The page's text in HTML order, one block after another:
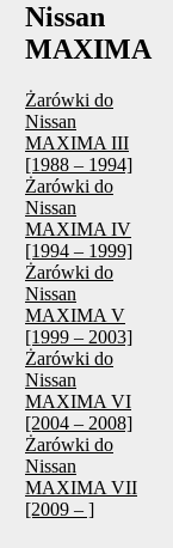
Nissan
MAXIMA
Żarówki do
Nissan
MAXIMA III
[1988 – 1994]
Żarówki do
Nissan
MAXIMA IV
[1994 – 1999]
Żarówki do
Nissan
MAXIMA V
[1999 – 2003]
Żarówki do
Nissan
MAXIMA VI
[2004 – 2008]
Żarówki do
Nissan
MAXIMA VII
[2009 – ]